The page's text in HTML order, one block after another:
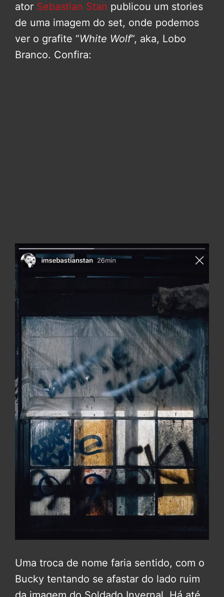
ator Sebastian Stan publicou um stories
de uma imagem do set, onde podemos
ver o grafite “White Wolf“, aka, Lobo
Branco. Confira:
Uma troca de nome faria sentido, com o
Bucky tentando se afastar do lado ruim